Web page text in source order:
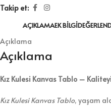
Takip et:
AÇIKLAMAEK BILGI
Açıklama
Açıklama
Kız Kulesi Kanvas Tablo – Kaliteyi
Kız Kulesi Kanvas Tablo, yaşam